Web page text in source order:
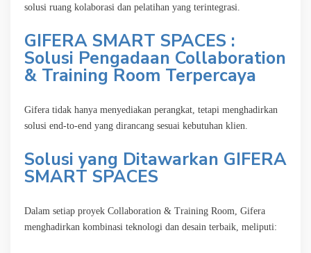
solusi ruang kolaborasi dan pelatihan yang terintegrasi.
GIFERA SMART SPACES :
Solusi Pengadaan Collaboration
& Training Room Terpercaya
Gifera tidak hanya menyediakan perangkat, tetapi menghadirkan
solusi end-to-end yang dirancang sesuai kebutuhan klien.
Solusi yang Ditawarkan GIFERA
SMART SPACES
Dalam setiap proyek Collaboration & Training Room, Gifera
menghadirkan kombinasi teknologi dan desain terbaik, meliputi: